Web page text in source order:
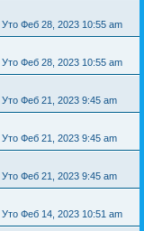
Уто Феб 28, 2023 10:55 am
Уто Феб 28, 2023 10:55 am
Уто Феб 21, 2023 9:45 am
Уто Феб 21, 2023 9:45 am
Уто Феб 21, 2023 9:45 am
Уто Феб 14, 2023 10:51 am